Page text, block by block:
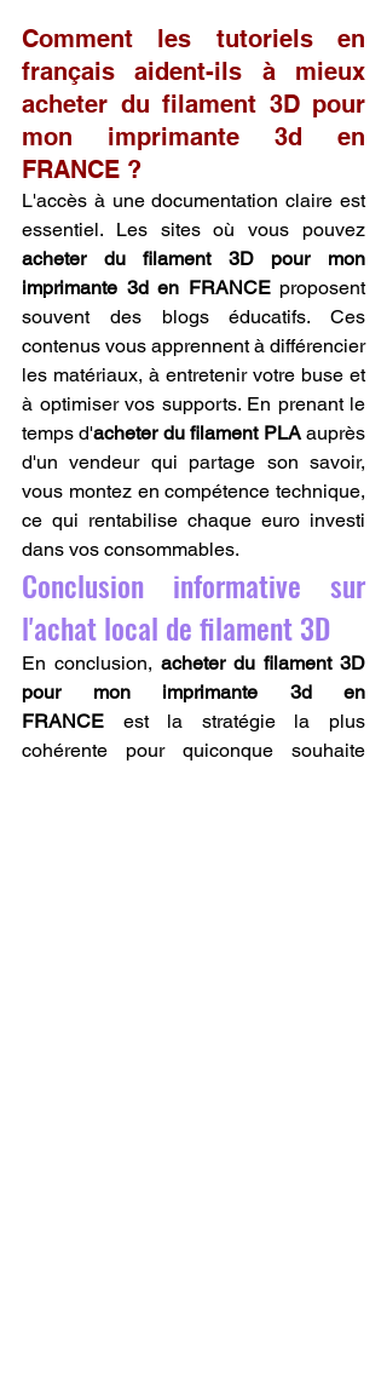
Comment les tutoriels en
français aident-ils à mieux
acheter du filament 3D pour
mon imprimante 3d en
FRANCE ?
L'accès à une documentation claire est
acheter du filament 3D pour mon
imprimante 3d en FRANCE proposent
souvent des blogs éducatifs. Ces
contenus vous apprennent à différencier
les matériaux, à entretenir votre buse et
à optimiser vos supports. En prenant le
temps d'acheter du filament PLA auprès
d'un vendeur qui partage son savoir,
vous montez en compétence technique,
ce qui rentabilise chaque euro investi
dans vos consommables.
Conclusion informative sur
l'achat local de filament 3D
En conclusion, acheter du filament 3D
pour mon imprimante 3d en
FRANCE est la stratégie la plus
cohérente pour quiconque souhaite